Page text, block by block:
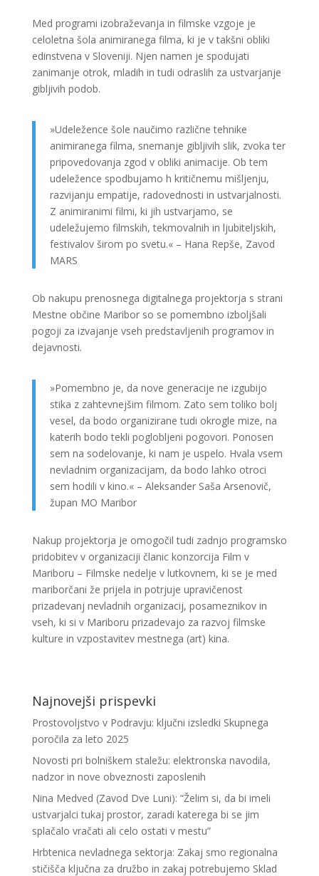
Med programi izobraževanja in filmske vzgoje je
celoletna šola animiranega filma, ki je v takšni obliki
edinstvena v Sloveniji. Njen namen je spodujati
zanimanje otrok, mladih in tudi odraslih za ustvarjanje
gibljivih podob.
»Udeležence šole naučimo različne tehnike
animiranega filma, snemanje gibljivih slik, zvoka ter
pripovedovanja zgod v obliki animacije. Ob tem
udeležence spodbujamo h kritičnemu mišljenju,
razvijanju empatije, radovednosti in ustvarjalnosti.
Z animiranimi filmi, ki jih ustvarjamo, se
udeležujemo filmskih, tekmovalnih in ljubiteljskih,
festivalov širom po svetu.« – Hana Repše, Zavod
MARS
Ob nakupu prenosnega digitalnega projektorja s strani
Mestne občine Maribor so se pomembno izboljšali
pogoji za izvajanje vseh predstavljenih programov in
dejavnosti.
»Pomembno je, da nove generacije ne izgubijo
stika z zahtevnejšim filmom. Zato sem toliko bolj
vesel, da bodo organizirane tudi okrogle mize, na
katerih bodo tekli poglobljeni pogovori. Ponosen
sem na sodelovanje, ki nam je uspelo. Hvala vsem
nevladnim organizacijam, da bodo lahko otroci
sem hodili v kino.« – Aleksander Saša Arsenovič,
župan MO Maribor
Nakup projektorja je omogočil tudi zadnjo programsko
pridobitev v organizaciji članic konzorcija Film v
Mariboru – Filmske nedelje v lutkovnem, ki se je med
mariborčani že prijela in potrjuje upravičenost
prizadevanj nevladnih organizacij, posameznikov in
vseh, ki si v Mariboru prizadevajo za razvoj filmske
kulture in vzpostavitev mestnega (art) kina.
Najnovejši prispevki
Prostovoljstvo v Podravju: ključni izsledki Skupnega
poročila za leto 2025
Novosti pri bolniškem staležu: elektronska navodila,
nadzor in nove obveznosti zaposlenih
Nina Medved (Zavod Dve Luni): “Želim si, da bi imeli
ustvarjalci tukaj prostor, zaradi katerega bi se jim
splačalo vračati ali celo ostati v mestu”
Hrbtenica nevladnega sektorja: Zakaj smo regionalna
stičišča ključna za družbo in zakaj potrebujemo Sklad